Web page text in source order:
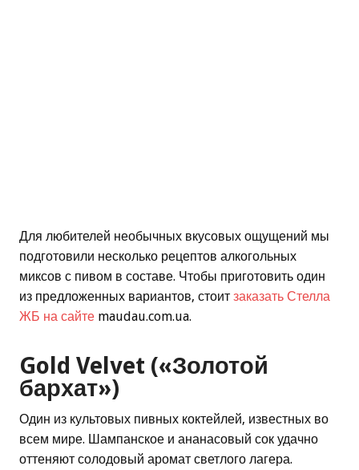
Для любителей необычных вкусовых ощущений мы
подготовили несколько рецептов алкогольных
миксов с пивом в составе. Чтобы приготовить один
из предложенных вариантов, стоит заказать Стелла
ЖБ на сайте maudau.com.ua.
Gold Velvet («Золотой
бархат»)
Один из культовых пивных коктейлей, известных во
всем мире. Шампанское и ананасовый сок удачно
оттеняют солодовый аромат светлого лагера.